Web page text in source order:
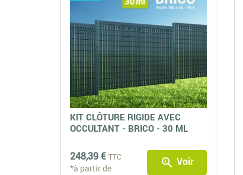
KIT CLÔTURE RIGIDE AVEC
OCCULTANT - BRICO - 30 ML
248,39 € TTC
*à partir de zoom_in Voir